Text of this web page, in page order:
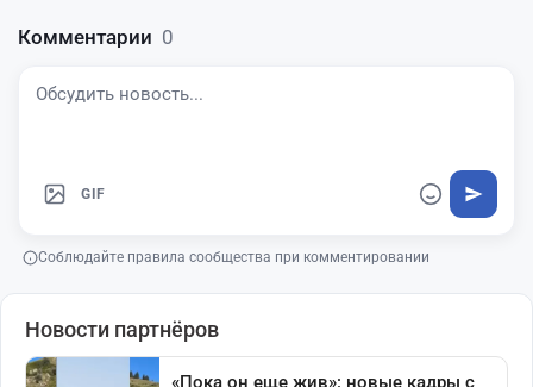
Комментарии 0
GIF
Соблюдайте правила сообщества при комментировании